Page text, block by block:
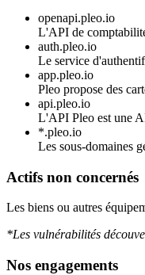
openapi.pleo.io
L'API de
auth.pleo.io
Le service
app.pleo.io
Pleo propose des
api.pleo.io
L'API Pleo est une
*.pleo.io
Les sous-domaines
Actifs non concernés
Les biens ou autres
*Les vulnérabilités
Nos engagements